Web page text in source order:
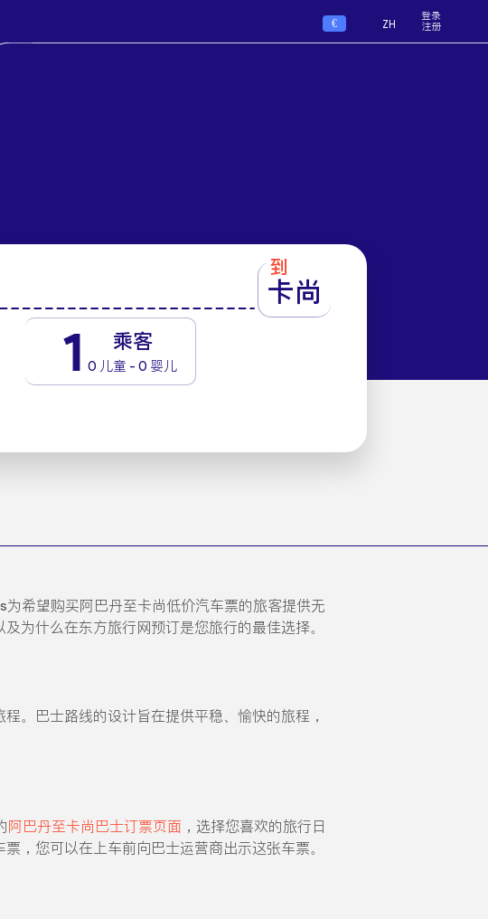
€ ZH
登录
注册
到
卡尚
1 乘客
0 儿童 - 0 婴儿
希望购买阿巴丹至卡尚低价汽车票的旅客提供无
为什么在东方旅行网预订是您旅行的最佳选择。
。巴士路线的设计旨在提供平稳、愉快的旅程，
阿巴丹至卡尚巴士订票页面 ，选择您喜欢的旅行日
，您可以在上车前向巴士运营商出示这张车票。